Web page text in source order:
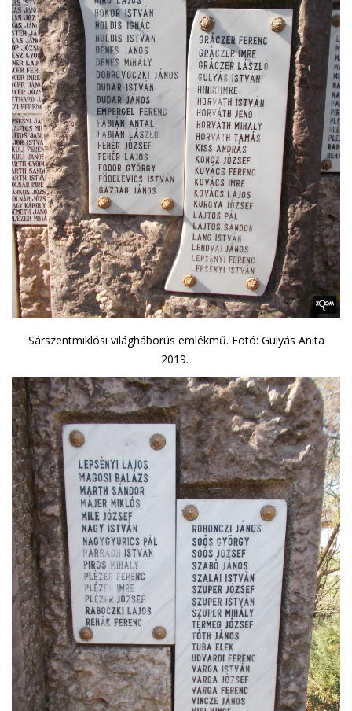
Sárszentmiklósi világháborús emlékmű. Fotó: Gulyás Anita
2019.